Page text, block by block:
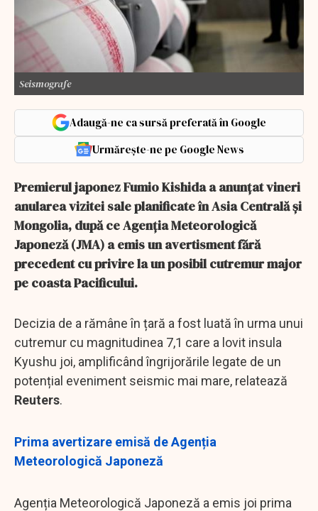
Seismografe
Adaugă-ne ca sursă preferată în Google
Urmărește-ne pe Google News
Premierul japonez Fumio Kishida a anunțat vineri
anularea vizitei sale planificate în Asia Centrală și
Mongolia, după ce Agenția Meteorologică
Japoneză (JMA) a emis un avertisment fără
precedent cu privire la un posibil cutremur major
pe coasta Pacificului.
Decizia de a rămâne în țară a fost luată în urma unui
cutremur cu magnitudinea 7,1 care a lovit insula
Kyushu joi, amplificând îngrijorările legate de un
potențial eveniment seismic mai mare, relatează
Reuters.
Prima avertizare emisă de Agenția
Meteorologică Japoneză
Agenția Meteorologică Japoneză a emis joi prima